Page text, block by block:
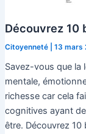
Découvrez 10
Citoyenneté| 13 mars
Savez-vous que la
mentale,
richesse car cela
cognitives ayant
être. Découvrez 10